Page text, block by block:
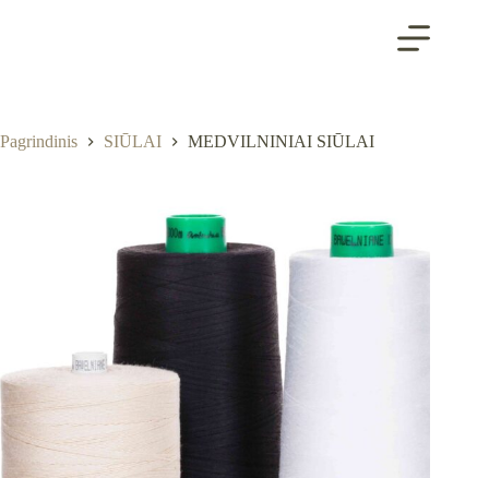
Pagrindinis SIŪLAI MEDVILNINIAI SIŪLAI